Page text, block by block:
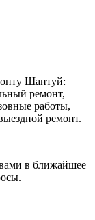
Шантуй:
ремонт,
работы,
ремонт.
в ближайшее